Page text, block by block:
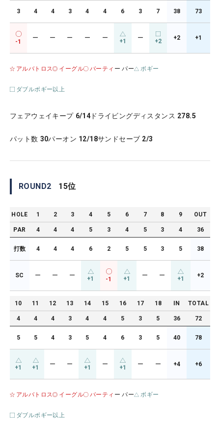
3 4 4 3 4 4 6 3 7 38 73
-1
ー ー ー ー ー +1 ー +2 +2 +1
アルバトロス イーグル バーティ ー パー ボギー
ダブルボギー以上
フェアウェイキープ 6/14 ドライビングディスタンス 278.5
パット数 30パーオン 12/18サンドセーブ 2/3
ROUND2 15位
HOLE 1 2 3 4 5 6 7 8 9 OUT
PAR 4 4 4 5 3 4 5 3 4 36
打数 4 4 4 6 2 5 5 3 5 38
SC ー ー ー +1 -1 +1 ー ー +1 +2
10 11 12 13 14 15 16 17 18 IN TOTAL
4 4 4 3 4 4 5 3 5 36 72
5 5 4 3 5 4 6 3 5 40 78
+1 +1 ー ー +1 ー +1 ー ー +4 +6
アルバトロス イーグル バーティ ー パー ボギー
ダブルボギー以上